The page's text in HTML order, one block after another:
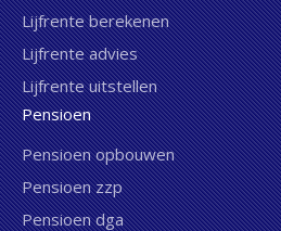
Lijfrente berekenen
Lijfrente advies
Lijfrente uitstellen
Pensioen
Pensioen opbouwen
Pensioen zzp
Pensioen dga